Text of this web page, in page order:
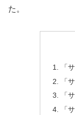
た。
「
「
「
「